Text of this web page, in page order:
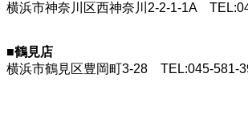
横浜市神奈川区西神奈川2-2-1-1A
■鶴見店
横浜市鶴見区豊岡町3-28 TEL:045-581-